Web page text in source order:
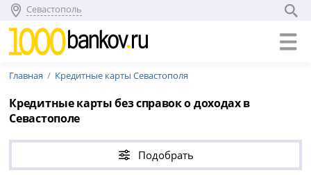
Севастополь
Главная Кредитные карты Севастополя
Кредитные карты без справок о доходах в
Севастополе
Подобрать